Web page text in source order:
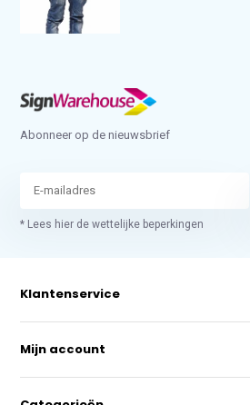
Abonneer op de nieuwsbrief
* Lees hier de wettelijke beperkingen
Klantenservice
Mijn account